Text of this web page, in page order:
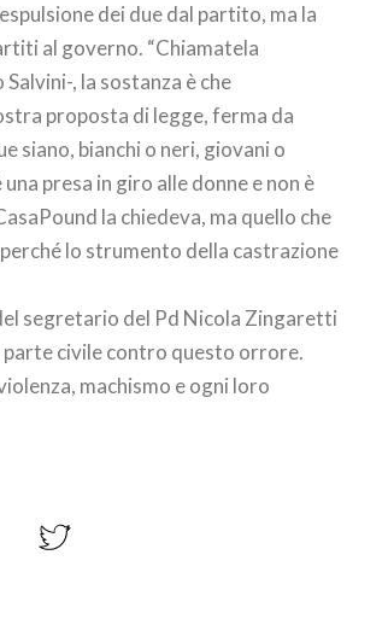
dei due dal partito, ma la
al governo. “Chiamatela
, la sostanza è che
proposta di legge, ferma da
siano, bianchi o neri, giovani o
presa in giro alle donne e non è
la chiedeva, ma quello che
lo strumento della castrazione
segretario del Pd Nicola Zingaretti
parte civile contro questo orrore.
machismo e ogni loro